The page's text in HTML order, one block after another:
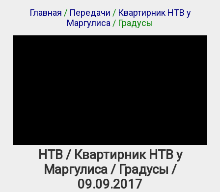
Главная / Передачи / Квартирник НТВ у
Маргулиса / Градусы
НТВ / Квартирник НТВ у
Маргулиса / Градусы /
09.09.2017